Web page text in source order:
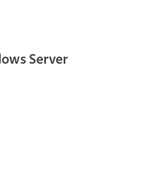
Server